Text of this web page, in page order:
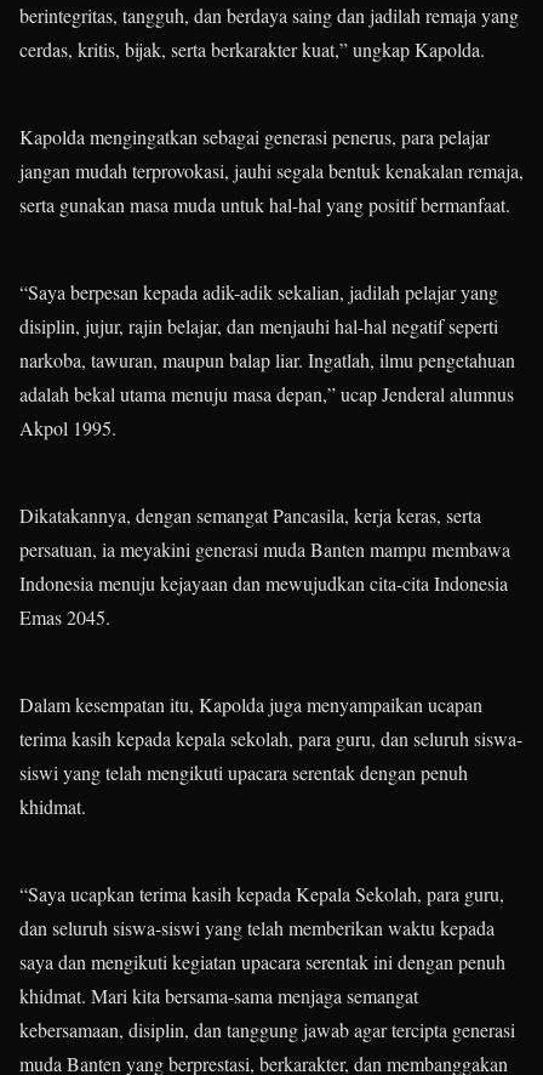
berintegritas, tangguh, dan berdaya saing dan jadilah remaja yang
cerdas, kritis, bijak, serta berkarakter kuat,” ungkap Kapolda.
Kapolda mengingatkan sebagai generasi penerus, para pelajar
jangan mudah terprovokasi, jauhi segala bentuk kenakalan remaja,
serta gunakan masa muda untuk hal-hal yang positif bermanfaat.
“Saya berpesan kepada adik-adik sekalian, jadilah pelajar yang
disiplin, jujur, rajin belajar, dan menjauhi hal-hal negatif seperti
narkoba, tawuran, maupun balap liar. Ingatlah, ilmu pengetahuan
adalah bekal utama menuju masa depan,” ucap Jenderal alumnus
Akpol 1995.
Dikatakannya, dengan semangat Pancasila, kerja keras, serta
persatuan, ia meyakini generasi muda Banten mampu membawa
Indonesia menuju kejayaan dan mewujudkan cita-cita Indonesia
Emas 2045.
Dalam kesempatan itu, Kapolda juga menyampaikan ucapan
terima kasih kepada kepala sekolah, para guru, dan seluruh siswa-
siswi yang telah mengikuti upacara serentak dengan penuh
khidmat.
“Saya ucapkan terima kasih kepada Kepala Sekolah, para guru,
dan seluruh siswa-siswi yang telah memberikan waktu kepada
saya dan mengikuti kegiatan upacara serentak ini dengan penuh
khidmat. Mari kita bersama-sama menjaga semangat
kebersamaan, disiplin, dan tanggung jawab agar tercipta generasi
muda Banten yang berprestasi, berkarakter, dan membanggakan